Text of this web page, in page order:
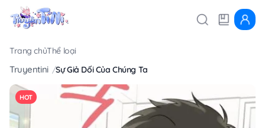
Trang chủThể loại
Truyentini Sự Giả Dối Của Chúng Ta
HOT